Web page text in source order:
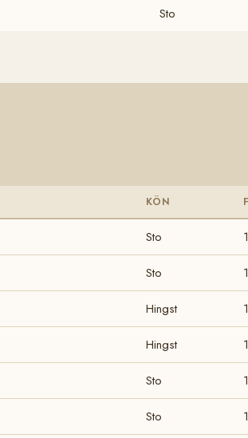
Sto
KÖN
Sto
Sto
Hingst
Hingst
Sto
Sto